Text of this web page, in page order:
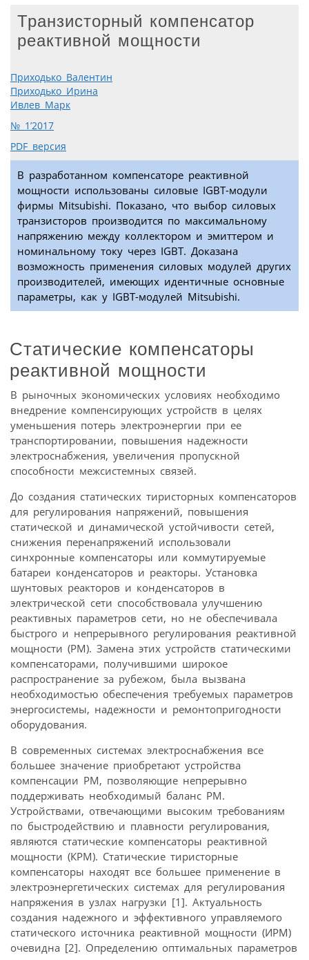
Транзисторный компенсатор
реактивной мощности
Приходько Валентин
Приходько Ирина
Ивлев Марк
№ 1’2017
PDF версия
В разработанном компенсаторе реактивной
мощности использованы силовые IGBT-модули
фирмы Mitsubishi. Показано, что выбор силовых
транзисторов производится по максимальному
напряжению между коллектором и эмиттером и
номинальному току через IGBT. Доказана
возможность применения силовых модулей других
производителей, имеющих идентичные основные
параметры, как у IGBT-модулей Mitsubishi.
Статические компенсаторы
реактивной мощности
В рыночных экономических условиях необходимо
внедрение компенсирующих устройств в целях
уменьшения потерь электроэнергии при ее
транспортировании, повышения надежности
электроснабжения, увеличения пропускной
способности межсистемных связей.
До создания статических тиристорных компенсаторов
для регулирования напряжений, повышения
статической и динамической устойчивости сетей,
снижения перенапряжений использовали
синхронные компенсаторы или коммутируемые
батареи конденсаторов и реакторы. Установка
шунтовых реакторов и конденсаторов в
электрической сети способствовала улучшению
реактивных параметров сети, но не обеспечивала
быстрого и непрерывного регулирования реактивной
мощности (РМ). Замена этих устройств статическими
компенсаторами, получившими широкое
распространение за рубежом, была вызвана
необходимостью обеспечения требуемых параметров
энергосистемы, надежности и ремонтопригодности
оборудования.
В современных системах электроснабжения все
большее значение приобретают устройства
компенсации РМ, позволяющие непрерывно
поддерживать необходимый баланс РМ.
Устройствами, отвечающими высоким требованиям
по быстродействию и плавности регулирования,
являются статические компенсаторы реактивной
мощности (КРМ). Статические тиристорные
компенсаторы находят все большее применение в
электроэнергетических системах для регулирования
напряжения в узлах нагрузки [1]. Актуальность
создания надежного и эффективного управляемого
статического источника реактивной мощности (ИРМ)
очевидна [2]. Определению оптимальных параметров